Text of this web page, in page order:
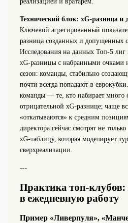
Технический блок: xG‑разница и
Ключевой агрегированный
разница созданных и допущенных
Исследования на данных Топ‑5
xG‑разницы с набранными очками
сезон: команды, стабильно
почти всегда попадают в
команды — те, кто набирает много
отрицательной xG‑разнице; чаще
«откатываются» к средним
директора сейчас смотрят не
xG‑таблицу, которая моделирует
сверхреализации.
---
Практика топ‑клубов:
в ежедневную работу
Пример «Ливерпуля»,